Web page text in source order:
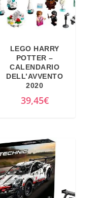
LEGO HARRY
POTTER –
CALENDARIO
DELL’AVVENTO
2020
39,45€